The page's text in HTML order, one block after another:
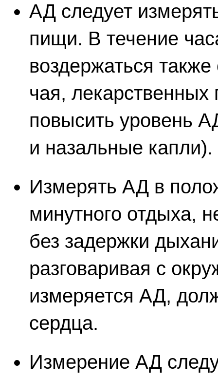
АД следует
пищи. В течение
воздержаться
чая,
повысить уровень
и назальные капли).
Измерять АД в
минутного отдыха,
без задержки
разговаривая с
измеряется АД,
сердца.
Измерение АД